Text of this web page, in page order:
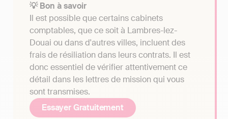
💡 Bon à savoir
Il est possible que certains cabinets
comptables, que ce soit à Lambres-lez-
Douai ou dans d'autres villes, incluent des
frais de résiliation dans leurs contrats. Il est
donc essentiel de vérifier attentivement ce
détail dans les lettres de mission qui vous
sont transmises.
Essayer Gratuitement